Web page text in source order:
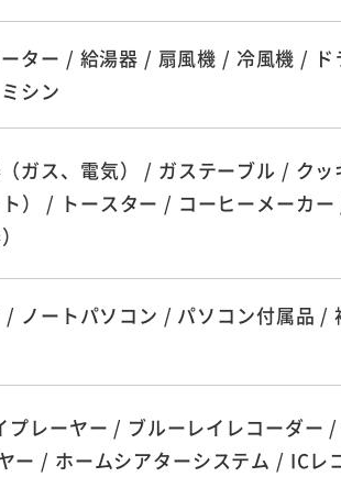
ター / 給湯器 / 扇風機 / 冷風機 /
シン
ガス、電気） / ガステーブル / ク
） / トースター / コーヒーメーカ
ノートパソコン / パソコン付属品 /
レーヤー / ブルーレイレコーダー
ー / ホームシアターシステム / IC